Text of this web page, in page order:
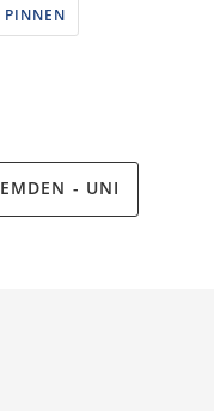
PINNEN
PINNEN
- UNI